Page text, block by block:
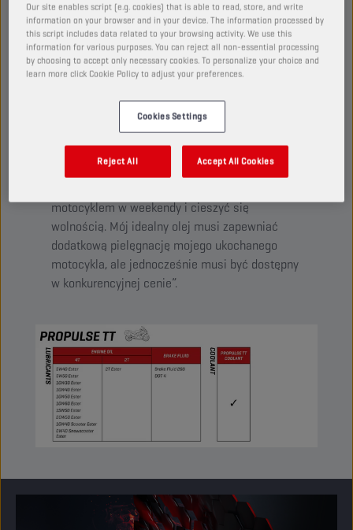
wydłużyć jego żywotność. Te produkty pozwalają
osiągać granice możliwości motocykli, zarazem dbając
o nie w dłuższej perspektywie.
PROPULSE TT
„Dla mnie motocykl jest sposobem na ucieczkę
motocyklem w weekendy i cieszyć się
wolnością. Mój idealny olej musi zapewniać
dodatkową pielęgnację mojego ukochanego
motocykla, ale jednocześnie musi być dostępny
w konkurencyjnej cenie”.
Our site enables script (e.g. cookies) that is able to read, store, and write
information on your browser and in your device. The information processed by
this script includes data related to your browsing activity. We use this
information for various purposes. You can reject all non-essential processing
by choosing to accept only necessary cookies. To personalize your choice and
learn more click Cookie Policy to adjust your preferences.
Cookies Settings
Reject All Accept All Cookies